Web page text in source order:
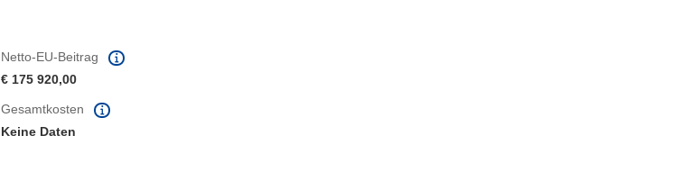
Netto-EU-Beitrag
€ 175 920,00
Gesamtkosten
Keine Daten